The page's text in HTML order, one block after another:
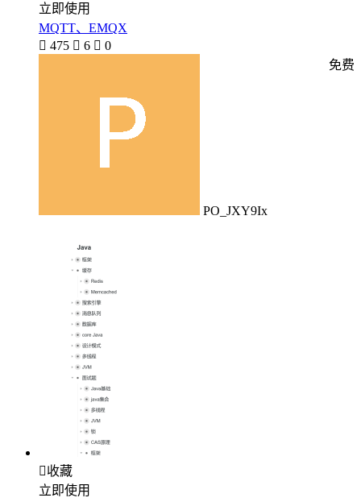
立即使用
MQTT、EMQX
 475  6  0
PO_JXY9Ix
免费
收藏
立即使用